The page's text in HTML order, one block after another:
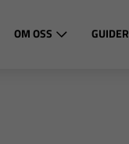
OM OSS GUIDER